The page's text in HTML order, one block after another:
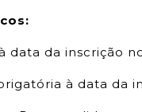
data da inscrição
à data da